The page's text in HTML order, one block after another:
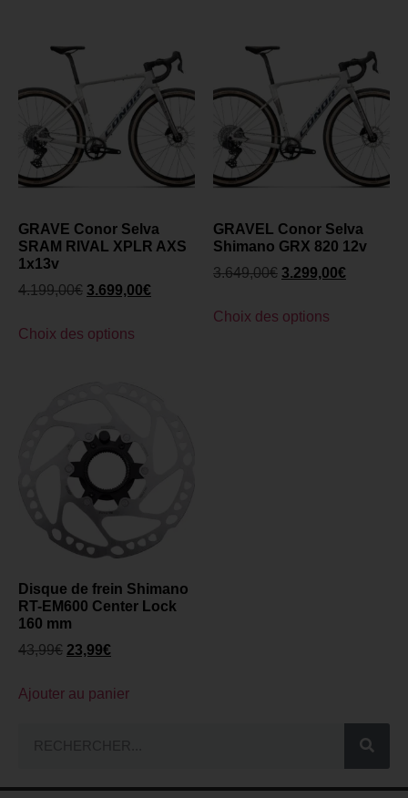
GRAVE Conor Selva
SRAM RIVAL XPLR AXS
1x13v
4.199,00€ 3.699,00€
Choix des options
GRAVEL Conor Selva
Shimano GRX 820 12v
3.649,00€ 3.299,00€
Choix des options
Disque de frein Shimano
RT-EM600 Center Lock
160 mm
43,99€ 23,99€
Ajouter au panier